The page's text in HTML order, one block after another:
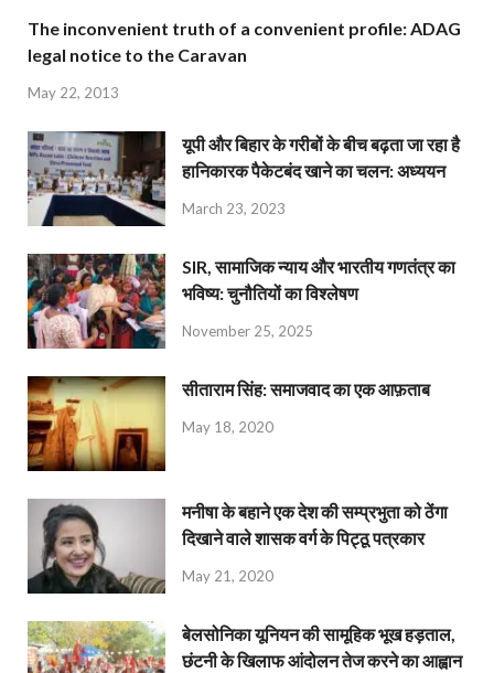
The inconvenient truth of a convenient profile: ADAG
legal notice to the Caravan
May 22, 2013
यूपी और बिहार के गरीबों के बीच बढ़ता जा रहा है
हानिकारक पैकेटबंद खाने का चलन: अध्ययन
March 23, 2023
SIR, सामाजिक न्याय और भारतीय गणतंत्र का
भविष्य: चुनौतियों का विश्लेषण
November 25, 2025
सीताराम सिंह: समाजवाद का एक आफ़ताब
May 18, 2020
मनीषा के बहाने एक देश की सम्प्रभुता को ठेंगा
दिखाने वाले शासक वर्ग के पिट्ठू पत्रकार
May 21, 2020
बेलसोनिका यूनियन की सामूहिक भूख हड़ताल,
छंटनी के खिलाफ आंदोलन तेज करने का आह्वान